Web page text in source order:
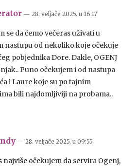
— 28. veljače 2025. u 16:17
se da ćemo večeras uživati u
nastupu od nekoliko koje očekuje
pobjednika Dore. Dakle, OGENJ
Puno očekujem i od nastupa
i Laure koje su po tajnim
bili najdomljiviji na probama..
— 28. veljače 2025. u 09:55
najviše očekujem da servira Ogenj,